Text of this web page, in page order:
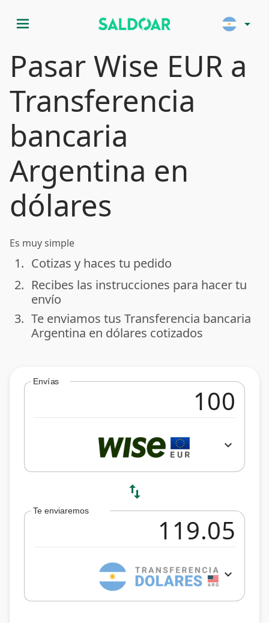
menu arrow_drop_down
Pasar Wise EUR a
Transferencia
bancaria
Argentina en
dólares
Es muy simple
done
1. Cotizas y haces tu pedido
done
2. Recibes las instrucciones para hacer tu
envío
done
3. Te enviamos tus Transferencia bancaria
Argentina en dólares cotizados
Envías
expand_more
swap_vert
Te enviaremos
expand_more